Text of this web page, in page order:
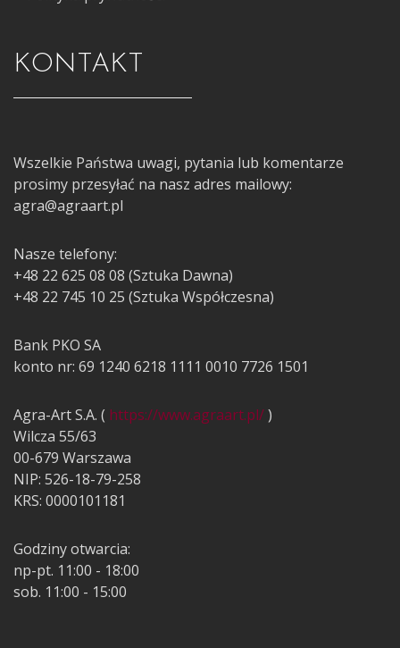
KONTAKT
Wszelkie Państwa uwagi, pytania lub komentarze
prosimy przesyłać na nasz adres mailowy:
agra@agraart.pl
Nasze telefony:
+48 22 625 08 08 (Sztuka Dawna)
+48 22 745 10 25 (Sztuka Współczesna)
Bank PKO SA
konto nr: 69 1240 6218 1111 0010 7726 1501
Agra-Art S.A. ( https://www.agraart.pl/)
Wilcza 55/63
00-679 Warszawa
NIP: 526-18-79-258
KRS: 0000101181
Godziny otwarcia:
np-pt. 11:00 - 18:00
sob. 11:00 - 15:00